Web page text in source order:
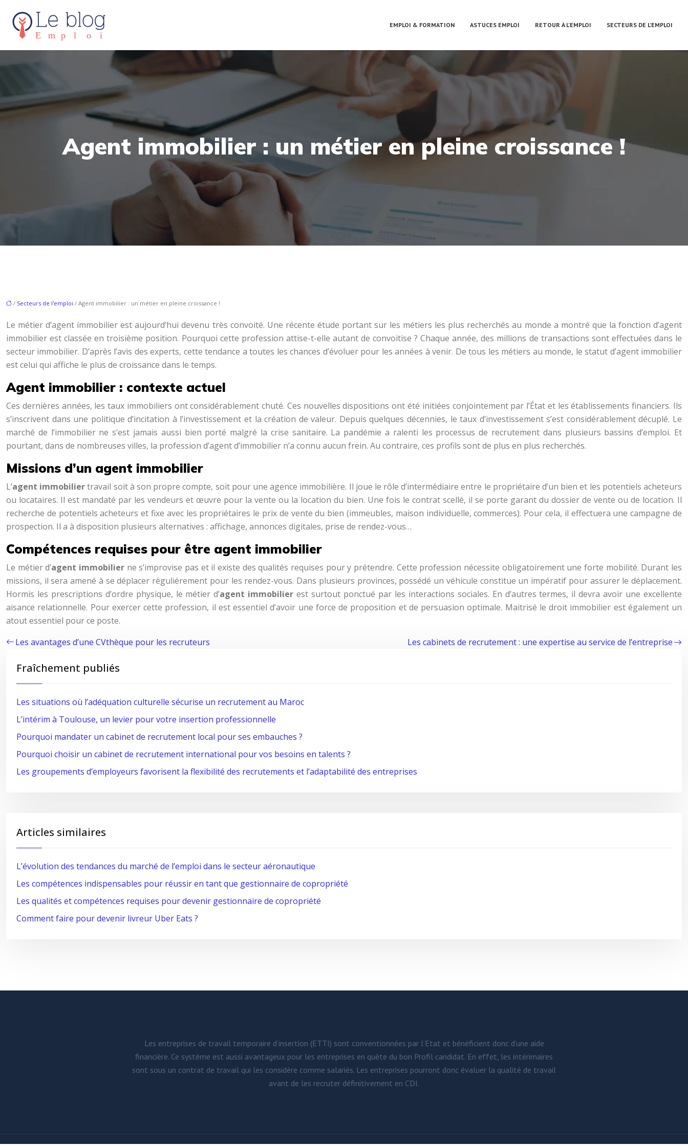
EMPLOI & FORMATION ASTUCES EMPLOI RETOUR À L’EMPLOI SECTEURS DE L’EMPLOI
Agent immobilier : un métier en pleine croissance !
/ Secteurs de l'emploi / Agent immobilier : un métier en pleine croissance !
Le métier d’agent immobilier est aujourd’hui devenu très convoité. Une récente étude portant sur les métiers les plus recherchés au monde a montré que la fonction d’agent
immobilier est classée en troisième position. Pourquoi cette profession attise-t-elle autant de convoitise ? Chaque année, des millions de transactions sont effectuées dans le
secteur immobilier. D’après l’avis des experts, cette tendance a toutes les chances d’évoluer pour les années à venir. De tous les métiers au monde, le statut d’agent immobilier
est celui qui affiche le plus de croissance dans le temps.
Agent immobilier : contexte actuel
Ces dernières années, les taux immobiliers ont considérablement chuté. Ces nouvelles dispositions ont été initiées conjointement par l’État et les établissements financiers. Ils
s’inscrivent dans une politique d’incitation à l’investissement et la création de valeur. Depuis quelques décennies, le taux d’investissement s’est considérablement décuplé. Le
marché de l’immobilier ne s’est jamais aussi bien porté malgré la crise sanitaire. La pandémie a ralenti les processus de recrutement dans plusieurs bassins d’emploi. Et
pourtant, dans de nombreuses villes, la profession d’agent d’immobilier n’a connu aucun frein. Au contraire, ces profils sont de plus en plus recherchés.
Missions d’un agent immobilier
L’agent immobiliertravail soit à son propre compte, soit pour une agence immobilière. Il joue le rôle d’intermédiaire entre le propriétaire d’un bien et les potentiels acheteurs
ou locataires. Il est mandaté par les vendeurs et œuvre pour la vente ou la location du bien. Une fois le contrat scellé, il se porte garant du dossier de vente ou de location. Il
recherche de potentiels acheteurs et fixe avec les propriétaires le prix de vente du bien (immeubles, maison individuelle, commerces). Pour cela, il effectuera une campagne de
prospection. Il a à disposition plusieurs alternatives : affichage, annonces digitales, prise de rendez-vous…
Compétences requises pour être agent immobilier
Le métier d’agent immobilier ne s’improvise pas et il existe des qualités requises pour y prétendre. Cette profession nécessite obligatoirement une forte mobilité. Durant les
missions, il sera amené à se déplacer régulièrement pour les rendez-vous. Dans plusieurs provinces, possédé un véhicule constitue un impératif pour assurer le déplacement.
Hormis les prescriptions d’ordre physique, le métier d’agent immobilierest surtout ponctué par les interactions sociales. En d’autres termes, il devra avoir une excellente
aisance relationnelle. Pour exercer cette profession, il est essentiel d’avoir une force de proposition et de persuasion optimale. Maitrisé le droit immobilier est également un
atout essentiel pour ce poste.
Les avantages d’une CVthèque pour les recruteurs
Les cabinets de recrutement : une expertise au service de l’entreprise
Fraîchement publiés
Les situations où l’adéquation culturelle sécurise un recrutement au Maroc
L’intérim à Toulouse, un levier pour votre insertion professionnelle
Pourquoi mandater un cabinet de recrutement local pour ses embauches ?
Pourquoi choisir un cabinet de recrutement international pour vos besoins en talents ?
Les groupements d’employeurs favorisent la flexibilité des recrutements et l’adaptabilité des entreprises
Articles similaires
L’évolution des tendances du marché de l’emploi dans le secteur aéronautique
Les compétences indispensables pour réussir en tant que gestionnaire de copropriété
Les qualités et compétences requises pour devenir gestionnaire de copropriété
Comment faire pour devenir livreur Uber Eats ?
Les entreprises de travail temporaire d’insertion (ETTI) sont conventionnées par l’Etat et bénéficient donc d’une aide
financière. Ce système est aussi avantageux pour les entreprises en quête du bon Profil candidat. En effet, les intérimaires
sont sous un contrat de travail qui les considère comme salariés. Les entreprises pourront donc évaluer la qualité de travail
avant de les recruter définitivement en CDI.